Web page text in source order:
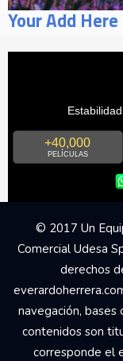
Your Add Here
+40,000
PELÍCULAS
© 2017 Un
Comercial Udesa
derechos
navegación,
contenidos son
corresponde el